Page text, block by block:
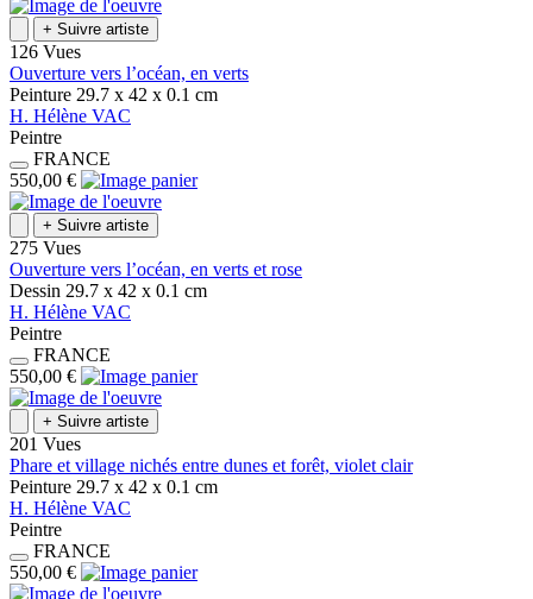
+ Suivre artiste
126 Vues
Ouverture vers l’océan, en verts
Peinture 29.7 x 42 x 0.1 cm
H. Hélène VAC
Peintre
FRANCE
550,00 €
+ Suivre artiste
275 Vues
Ouverture vers l’océan, en verts et rose
Dessin 29.7 x 42 x 0.1 cm
H. Hélène VAC
Peintre
FRANCE
550,00 €
+ Suivre artiste
201 Vues
Phare et village nichés entre dunes et forêt, violet clair
Peinture 29.7 x 42 x 0.1 cm
H. Hélène VAC
Peintre
FRANCE
550,00 €